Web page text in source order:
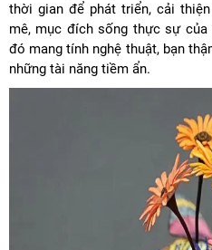
thời gian để phát triển, cải
mê, mục đích sống thực sự
đó mang tính nghệ thuật, bạn
những tài năng tiềm ẩn.